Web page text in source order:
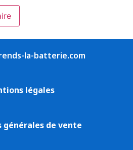
la-batterie.com
légales
générales de vente